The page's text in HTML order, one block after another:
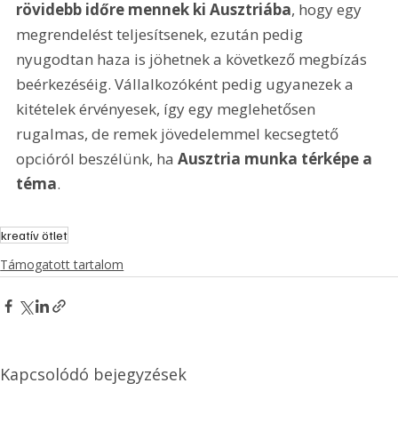
rövidebb időre mennek ki Ausztriába, hogy egy
megrendelést teljesítsenek, ezután pedig
nyugodtan haza is jöhetnek a következő megbízás
beérkezéséig. Vállalkozóként pedig ugyanezek a
kitételek érvényesek, így egy meglehetősen
rugalmas, de remek jövedelemmel kecsegtető
opcióról beszélünk, ha Ausztria munka térképe a
téma.
kreatív ötlet
Támogatott tartalom
Kapcsolódó bejegyzések